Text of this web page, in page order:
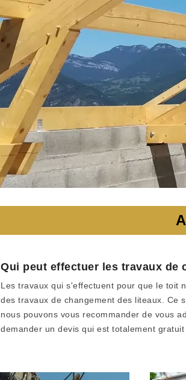
Qui peut effectuer les travaux de
Les travaux qui s'effectuent pour que le toit
des travaux de changement des liteaux. Ce
nous pouvons vous recommander de vous
demander un devis qui est totalement